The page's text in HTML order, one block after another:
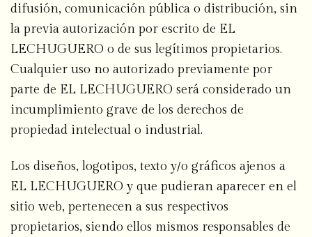
difusión, comunicación pública o distribución, sin
la previa autorización por escrito de EL
LECHUGUERO o de sus legítimos propietarios.
Cualquier uso no autorizado previamente por
parte de EL LECHUGUERO será considerado un
incumplimiento grave de los derechos de
propiedad intelectual o industrial.
Los diseños, logotipos, texto y/o gráficos ajenos a
EL LECHUGUERO y que pudieran aparecer en el
sitio web, pertenecen a sus respectivos
propietarios, siendo ellos mismos responsables de